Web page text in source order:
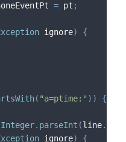
= pt ;
ignore)
{
( "a=ptime:" ) )
{
Integer. parseInt (line.
ignore) {